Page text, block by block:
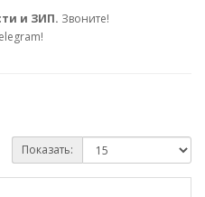
и ЗИП. Звоните!
Показать: